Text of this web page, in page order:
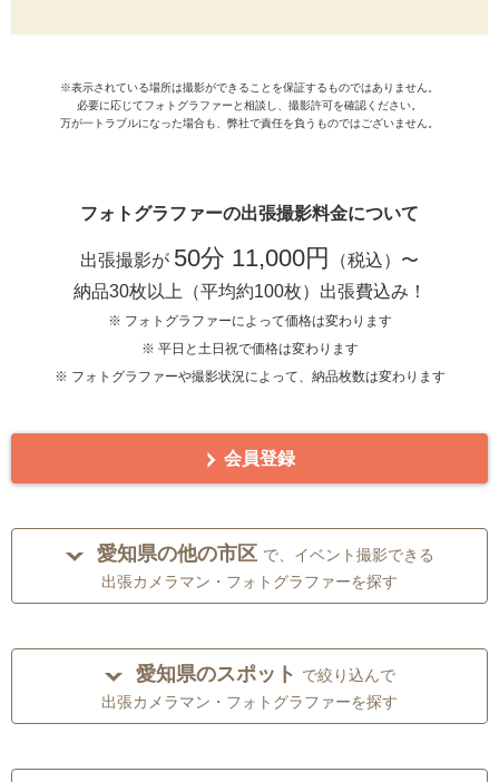
※表示されている場所は撮影ができることを保証するものではありません。
必要に応じてフォトグラファーと相談し、撮影許可を確認ください。
万が一トラブルになった場合も、弊社で責任を負うものではございません。
フォトグラファーの出張撮影料金について
出張撮影が 50分 11,000円
（税込）〜
納品30枚以上（平均約100枚）出張費込み！
※ フォトグラファーによって価格は変わります
※ 平日と土日祝で価格は変わります
※ フォトグラファーや撮影状況によって、納品枚数は変わります
会員登録
愛知県の他の市区 で、イベント撮影できる
出張カメラマン・フォトグラファーを探す
愛知県のスポット で絞り込んで
出張カメラマン・フォトグラファーを探す